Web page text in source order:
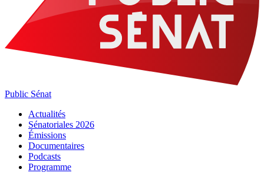
Public Sénat
Actualités
Sénatoriales 2026
Émissions
Documentaires
Podcasts
Programme